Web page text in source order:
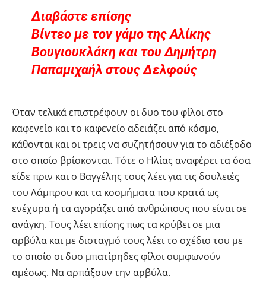
Διαβάστε επίσης
Βίντεο με τον γάμο της Αλίκης
Βουγιουκλάκη και του Δημήτρη
Παπαμιχαήλ στους Δελφούς
Όταν τελικά επιστρέφουν οι δυο του φίλοι στο
καφενείο και το καφενείο αδειάζει από κόσμο,
κάθονται και οι τρεις να συζητήσουν για το αδιέξοδο
στο οποίο βρίσκονται. Τότε ο Ηλίας αναφέρει τα όσα
είδε πριν και ο Βαγγέλης τους λέει για τις δουλειές
του Λάμπρου και τα κοσμήματα που κρατά ως
ενέχυρα ή τα αγοράζει από ανθρώπους που είναι σε
ανάγκη. Τους λέει επίσης πως τα κρύβει σε μια
αρβύλα και με δισταγμό τους λέει το σχέδιο του με
το οποίο οι δυο μπατίρηδες φίλοι συμφωνούν
αμέσως. Να αρπάξουν την αρβύλα.